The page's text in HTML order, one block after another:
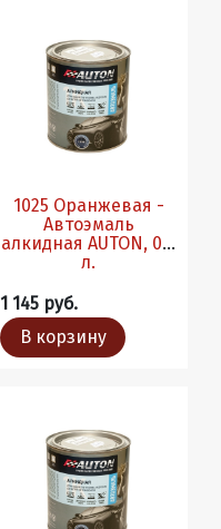
1025 Оранжевая -
Автоэмаль
алкидная AUTON, 0.8
л.
1 145 руб.
В корзину